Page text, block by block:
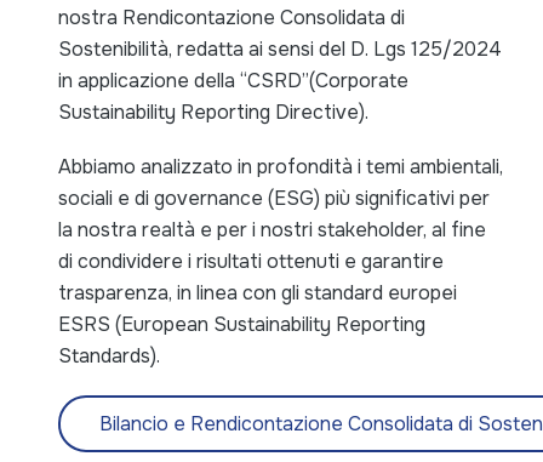
nostra Rendicontazione Consolidata di
Sostenibilità, redatta ai sensi del D. Lgs 125/2024
in applicazione della “CSRD”(Corporate
Sustainability Reporting Directive).
Abbiamo analizzato in profondità i temi ambientali,
sociali e di governance (ESG) più significativi per
la nostra realtà e per i nostri stakeholder, al fine
di condividere i risultati ottenuti e garantire
trasparenza, in linea con gli standard europei
ESRS (European Sustainability Reporting
Standards).
Bilancio e Rendicontazione Consolidata di